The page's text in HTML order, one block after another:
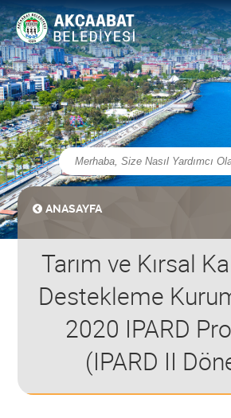
ANASAYFA
Tarım ve Kırsal
Destekleme
2020 IPARD
(IPARD II